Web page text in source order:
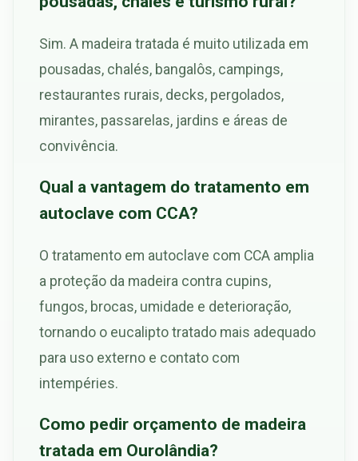
Sim. A madeira tratada é muito utilizada em
pousadas, chalés, bangalôs, campings,
restaurantes rurais, decks, pergolados,
mirantes, passarelas, jardins e áreas de
convivência.
Qual a vantagem do tratamento em
autoclave com CCA?
O tratamento em autoclave com CCA amplia
a proteção da madeira contra cupins,
fungos, brocas, umidade e deterioração,
tornando o eucalipto tratado mais adequado
para uso externo e contato com
intempéries.
Como pedir orçamento de madeira
tratada em Ourolândia?